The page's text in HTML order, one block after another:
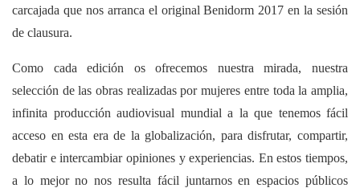
carcajada que nos arranca el original Benidorm 2017 en la sesión
de clausura.
Como cada edición os ofrecemos nuestra mirada, nuestra
selección de las obras realizadas por mujeres entre toda la amplia,
infinita producción audiovisual mundial a la que tenemos fácil
acceso en esta era de la globalización, para disfrutar, compartir,
debatir e intercambiar opiniones y experiencias. En estos tiempos,
a lo mejor no nos resulta fácil juntarnos en espacios públicos